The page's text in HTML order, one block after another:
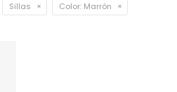
Sillas Color: Marrón